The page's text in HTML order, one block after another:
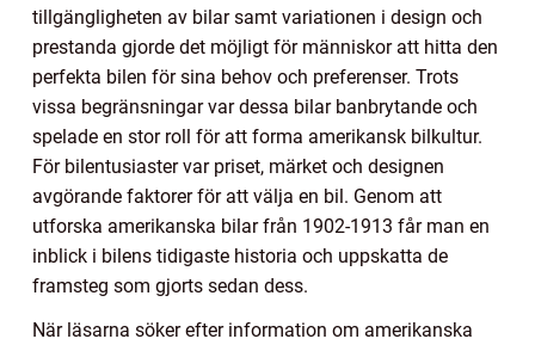
tillgängligheten av bilar samt variationen i design och
prestanda gjorde det möjligt för människor att hitta den
perfekta bilen för sina behov och preferenser. Trots
vissa begränsningar var dessa bilar banbrytande och
spelade en stor roll för att forma amerikansk bilkultur.
För bilentusiaster var priset, märket och designen
avgörande faktorer för att välja en bil. Genom att
utforska amerikanska bilar från 1902-1913 får man en
inblick i bilens tidigaste historia och uppskatta de
framsteg som gjorts sedan dess.
När läsarna söker efter information om amerikanska